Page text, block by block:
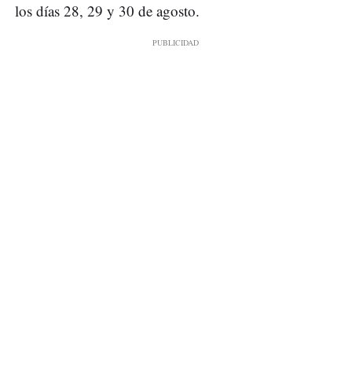
los días 28, 29 y 30 de agosto.